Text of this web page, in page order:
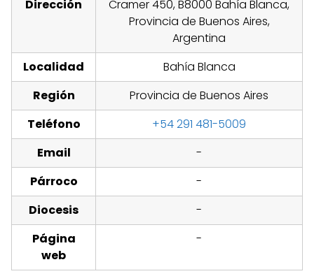
Dirección
Cramer 450, B8000 Bahía Blanca,
Provincia de Buenos Aires,
Argentina
Localidad
Bahía Blanca
Región
Provincia de Buenos Aires
Teléfono
+54 291 481-5009
Email
-
Párroco
-
Diocesis
-
Página
web
-